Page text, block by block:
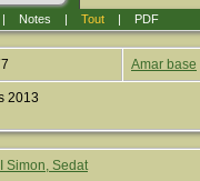
Notes Tout| PDF
Amar base
2013
Simon, Sedat